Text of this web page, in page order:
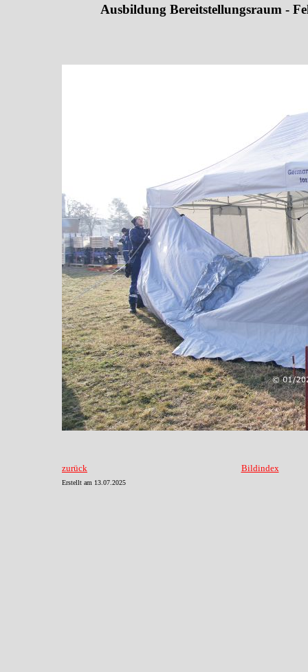
Ausbildung Bereitstellungsraum -
zurück Bildindex
Erstellt am 13.07.2025